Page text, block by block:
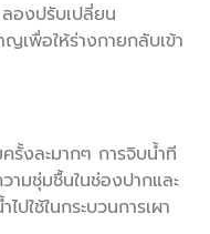
องปรับเปลี่ยน
เพื่อให้ร่างกายกลับเข้า
รั้งละมากๆ การจิบน้ำที
ามชุ่มชื้นในช่องปากและ
ปใช้ในกระบวนการเผา